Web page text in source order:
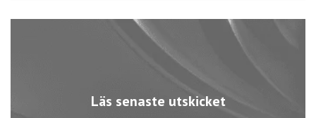
Läs senaste utskicket